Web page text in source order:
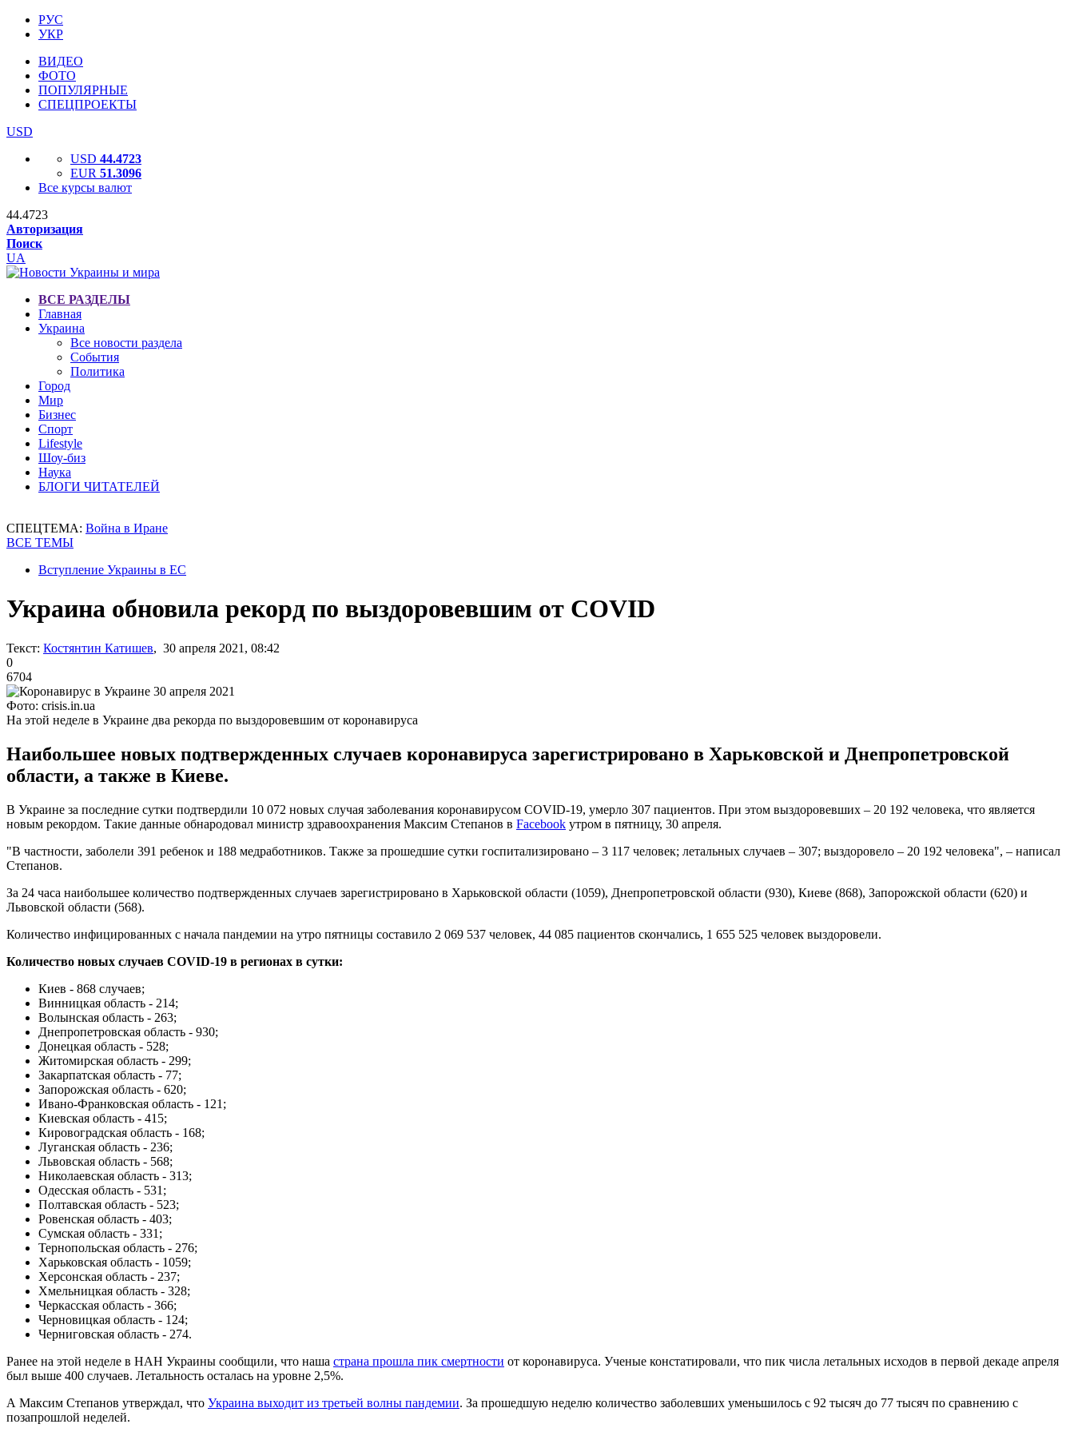
РУС
УКР
ВИДЕО
ФОТО
ПОПУЛЯРНЫЕ
СПЕЦПРОЕКТЫ
USD
USD 44.4723
EUR 51.3096
Все курсы валют
44.4723
Авторизация
Поиск
UA
ВСЕ РАЗДЕЛЫ
Главная
Украина
Все новости раздела
События
Политика
Город
Мир
Бизнес
Спорт
Lifestyle
Шоу-биз
Наука
БЛОГИ ЧИТАТЕЛЕЙ
СПЕЦТЕМА: Война в Иране
ВСЕ ТЕМЫ
Вступление Украины в ЕС
Украина обновила рекорд по выздоровевшим от COVID
Текст: Костянтин Катишев, 30 апреля 2021, 08:42
0
6704
Фото: crisis.in.ua
На этой неделе в Украине два рекорда по выздоровевшим от коронавируса
Наибольшее новых подтвержденных случаев коронавируса зарегистрировано в Харьковской и Днепропетровской
области, а также в Киеве.
В Украине за последние сутки подтвердили 10 072 новых случая заболевания коронавирусом COVID-19, умерло 307 пациентов. При этом выздоровевших – 20 192 человека, что является
новым рекордом. Такие данные обнародовал министр здравоохранения Максим Степанов в Facebook утром в пятницу, 30 апреля.
"В частности, заболели 391 ребенок и 188 медработников. Также за прошедшие сутки госпитализировано – 3 117 человек; летальных случаев – 307; выздоровело – 20 192 человека", – написал
Степанов.
За 24 часа наибольшее количество подтвержденных случаев зарегистрировано в Харьковской области (1059), Днепропетровской области (930), Киеве (868), Запорожской области (620) и
Львовской области (568).
Количество инфицированных с начала пандемии на утро пятницы составило 2 069 537 человек, 44 085 пациентов скончались, 1 655 525 человек выздоровели.
Количество новых случаев COVID-19 в регионах в сутки:
Киев - 868 случаев;
Винницкая область - 214;
Волынская область - 263;
Днепропетровская область - 930;
Донецкая область - 528;
Житомирская область - 299;
Закарпатская область - 77;
Запорожская область - 620;
Ивано-Франковская область - 121;
Киевская область - 415;
Кировоградская область - 168;
Луганская область - 236;
Львовская область - 568;
Николаевская область - 313;
Одесская область - 531;
Полтавская область - 523;
Ровенская область - 403;
Сумская область - 331;
Тернопольская область - 276;
Харьковская область - 1059;
Херсонская область - 237;
Хмельницкая область - 328;
Черкасская область - 366;
Черновицкая область - 124;
Черниговская область - 274.
Ранее на этой неделе в НАН Украины сообщили, что наша страна прошла пик смертности от коронавируса. Ученые констатировали, что пик числа летальных исходов в первой декаде апреля
был выше 400 случаев. Летальность осталась на уровне 2,5%.
А Максим Степанов утверждал, что Украина выходит из третьей волны пандемии. За прошедшую неделю количество заболевших уменьшилось с 92 тысяч до 77 тысяч по сравнению с
позапрошлой неделей.